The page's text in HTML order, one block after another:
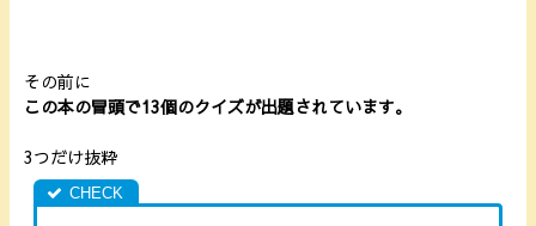
その前に
この本の冒頭で13個のクイズが出題されています。
3つだけ抜粋